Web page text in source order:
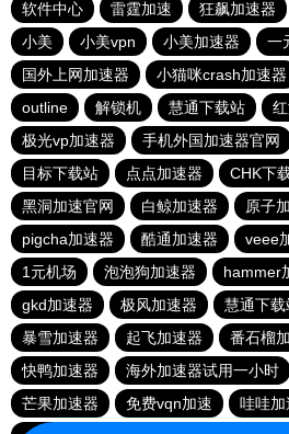
软件中心
雷霆加速 狂飙加速器
小美
小美vpn 小美加速器 一
国外上网加速器
小猫咪crash加速器
outline
解锁机 慧通下载站
极光vp加速器
手机外国加速器官网
目标下载站
点点加速器 CHK下
黑洞加速官网
白鲸加速器 原子
pigcha加速器
酷通加速器 veee
1元机场
泡泡狗加速器 hammer
gkd加速器
极风加速器 慧通下载
暴雪加速器
起飞加速器 番石榴
快鸭加速器
海外加速器试用一小时
芒果加速器
免费vqn加速 哇哇加